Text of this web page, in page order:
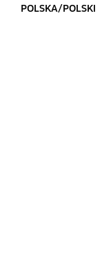
POLSKA/POLSKI